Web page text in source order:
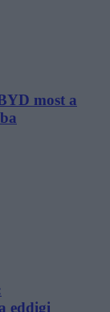
most a
eddigi